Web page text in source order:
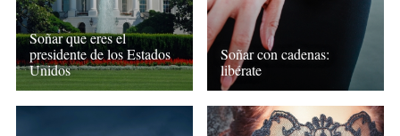
Soñar que eres el
presidente de los Estados
Unidos
Soñar con cadenas:
libérate